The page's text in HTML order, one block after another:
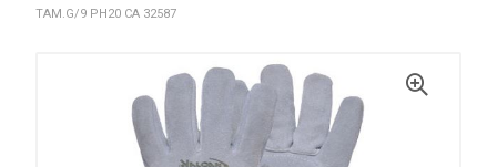
TAM.G/9 PH20 CA 32587